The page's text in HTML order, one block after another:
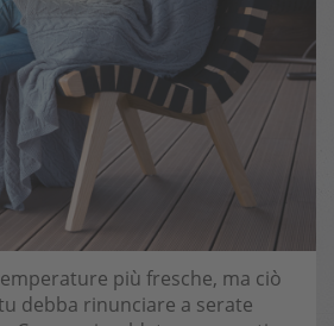
più fresche, ma ciò
debba rinunciare a serate